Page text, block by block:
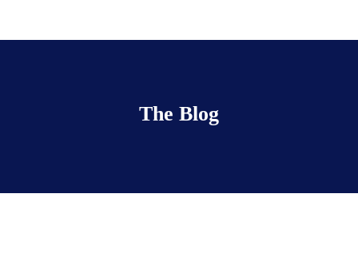
The Blog